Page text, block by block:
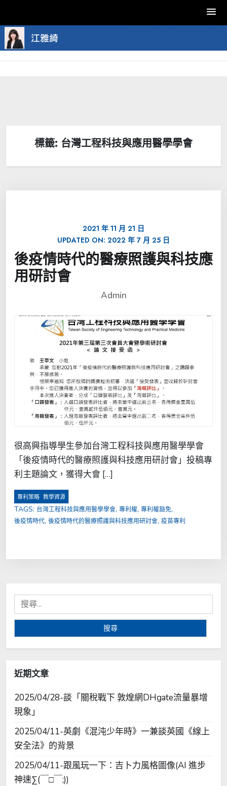
Skip
to
content
標籤: 台灣工程科技與應用醫學學會
2021 年 11 月 21 日
UPDATED ON: 2022 年 7 月 25 日
後疫情時代的醫療照護與科技應
用研討會
Admin
很高興指導學生參加台灣工程科技與應用醫學學會
「後疫情時代的醫療照護與科技應用研討會」投稿專
利主題論文，獲得大會 […]
專利策略 教學資源
TAGS: 台灣工程科技與應用醫學學會, 專利權, 專利權豁免,
後疫情時代, 後疫情時代的醫療照護與科技應用研討會, 疫苗專利
搜
尋
近期文章
2025/04/28-談「關稅戰下 敦煌網DHgate流量暴增
現象」
2025/04/11-英劇《混沌少年時》一兼談英國《線上
安全法》的背景
2025/04/11-跟風玩一下：吉卜力風格圖像(AI 進步
神速∑(￣□￣;))